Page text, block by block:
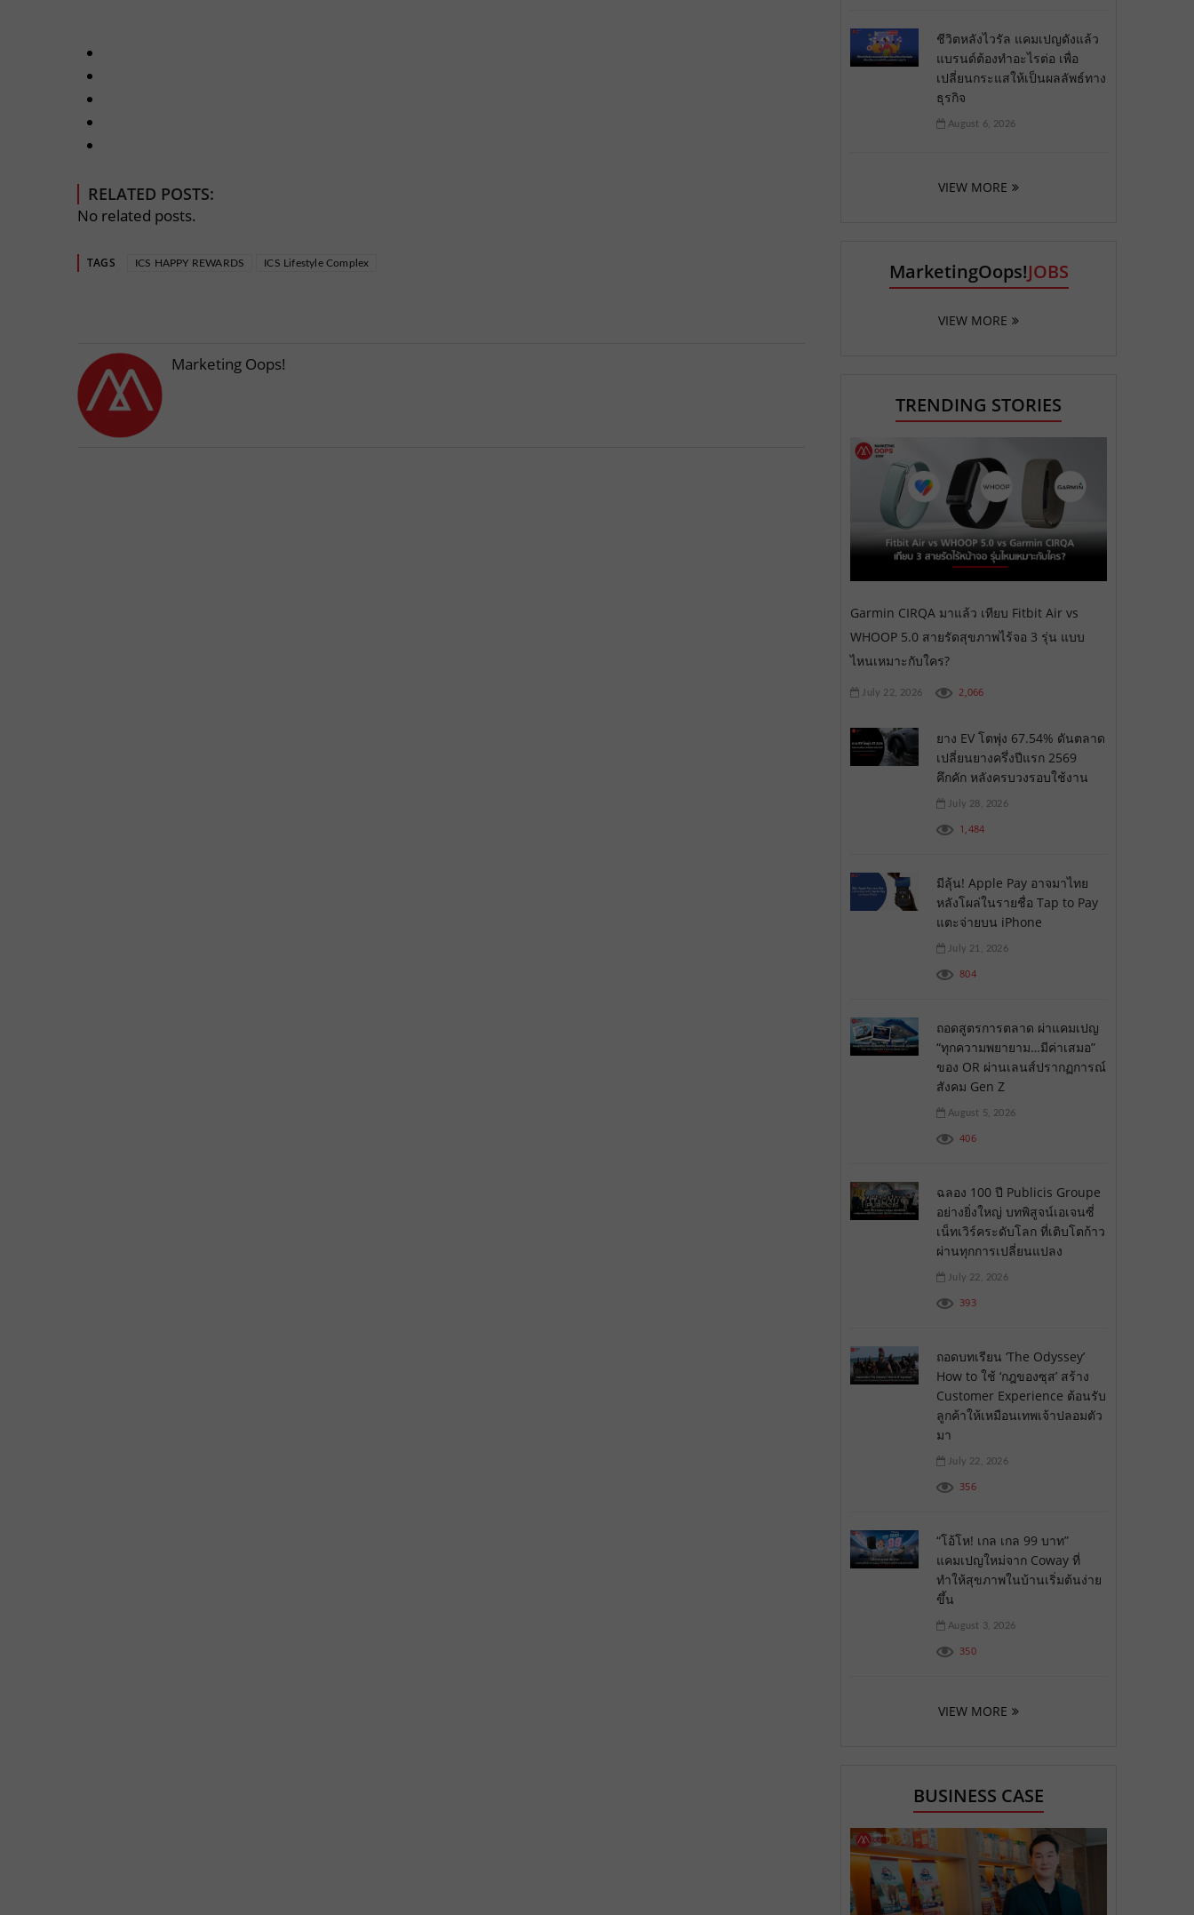
RELATED POSTS:
No related posts.
TAGS ICS HAPPY REWARDS ICS Lifestyle Complex
Marketing Oops!
ชีวิตหลังไวรัล แคมเปญดังแล้ว
แบรนด์ต้องทำอะไรต่อ เพื่อ
เปลี่ยนกระแสให้เป็นผลลัพธ์ทาง
ธุรกิจ
August 6, 2026
VIEW MORE
MarketingOops!JOBS
VIEW MORE
TRENDING STORIES
Garmin CIRQA มาแล้ว เทียบ Fitbit Air vs
WHOOP 5.0 สายรัดสุขภาพไร้จอ 3 รุ่น แบบ
ไหนเหมาะกับใคร?
July 22, 2026 2,066
ยาง EV โตพุ่ง 67.54% ดันตลาด
เปลี่ยนยางครึ่งปีแรก 2569
คึกคัก หลังครบวงรอบใช้งาน
July 28, 2026
1,484
มีลุ้น! Apple Pay อาจมาไทย
หลังโผล่ในรายชื่อ Tap to Pay
แตะจ่ายบน iPhone
July 21, 2026
804
ถอดสูตรการตลาด ผ่าแคมเปญ
“ทุกความพยายาม…มีค่าเสมอ”
ของ OR ผ่านเลนส์ปรากฏการณ์
สังคม Gen Z
August 5, 2026
406
ฉลอง 100 ปี Publicis Groupe
อย่างยิ่งใหญ่ บทพิสูจน์เอเจนซี่
เน็ทเวิร์คระดับโลก ที่เติบโตก้าว
ผ่านทุกการเปลี่ยนแปลง
July 22, 2026
393
ถอดบทเรียน ‘The Odyssey’
How to ใช้ ‘กฎของซุส’ สร้าง
Customer Experience ต้อนรับ
ลูกค้าให้เหมือนเทพเจ้าปลอมตัว
มา
July 22, 2026
356
“โอ้โห! เกล เกล 99 บาท”
แคมเปญใหม่จาก Coway ที่
ทำให้สุขภาพในบ้านเริ่มต้นง่าย
ขึ้น
August 3, 2026
350
VIEW MORE
BUSINESS CASE